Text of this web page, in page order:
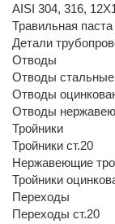
AISI 304, 316,
Травильная паста
Детали
Отводы
Отводы стальные
Отводы
Отводы
Тройники
Тройники ст.20
Нержавеющие
Тройники
Переходы
Переходы ст.20